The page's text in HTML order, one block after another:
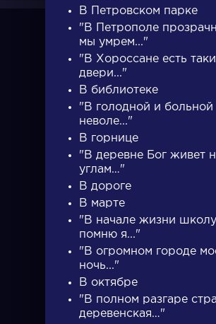
Персонажи
Алоизий
Могарыч
В Петровском парке
"В Петрополе
мы умрем..."
"В Хороссане есть
двери..."
В библиотеке
"В голодной и больной
неволе..."
В горнице
"В деревне Бог живет
углам…"
В дороге
В марте
"В начале жизни школу
помню я..."
"В огромном городе
ночь..."
В октябре
"В полном разгаре
деревенская…"